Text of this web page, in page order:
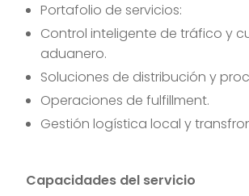
Portafolio de servicios:
Control inteligente de tráfico y
aduanero.
Soluciones de distribución y
Operaciones de fulfillment.
Gestión logística local y
Capacidades del servicio